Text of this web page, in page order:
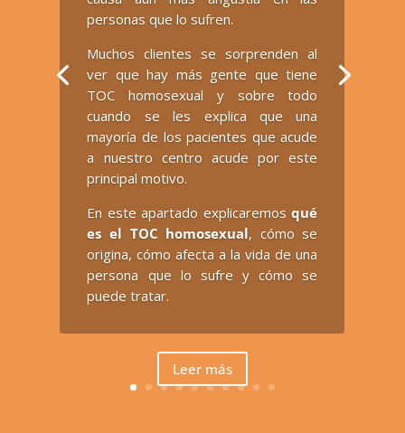
personas que lo sufren.
Muchos clientes se sorprenden al
ver que hay más gente que tiene
TOC homosexual y sobre todo
cuando se les explica que una
mayoría de los pacientes que acude
a nuestro centro acude por este
principal motivo.
En este apartado explicaremosqué
es el TOC homosexual, cómo se
origina, cómo afecta a la vida de una
persona que lo sufre y cómo se
puede tratar.
Leer más